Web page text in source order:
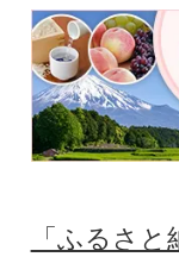
「ふるさ